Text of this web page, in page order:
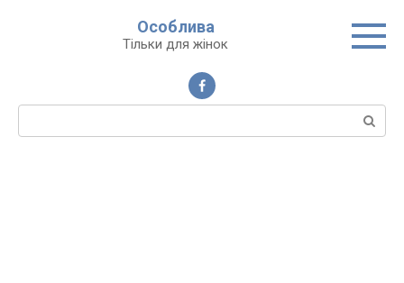
Особлива
Тільки для жінок
Пошук: